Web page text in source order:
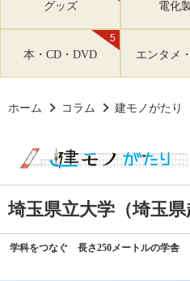
グッズ 電化
5
本・CD・DVD エンタメ
ホーム コラム 建モノがたり
埼玉県立大学（埼玉県
学科をつなぐ 長さ250メートルの学舎